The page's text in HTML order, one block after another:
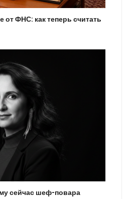
от ФНС: как теперь считать
сейчас шеф-повара